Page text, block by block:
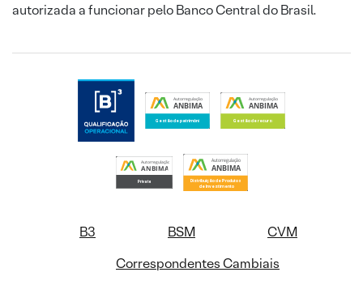
autorizada a funcionar pelo Banco Central do Brasil.
B3 BSM
CVM
Correspondentes Cambiais